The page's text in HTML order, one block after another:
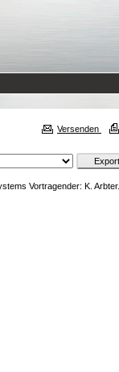
Versenden
Vortragender: K. Arbter.